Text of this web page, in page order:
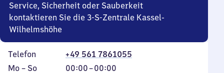
Service, Sicherheit oder Sauberkeit
kontaktieren Sie die 3-S-Zentrale Kassel-
Wilhelmshöhe
Telefon
+49 561 7861055
Montag
Mo – So,
00:00–00:00
Von